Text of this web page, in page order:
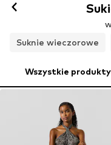
Suknie wieczorowe
Wszystkie produkty